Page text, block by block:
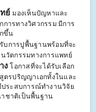
ย์ มองเห็นปัญหาและ
ารทางวิศวกรรม มีการ
ขึ้น
บการปูพื้นฐานพร้อมที่จะ
วัตกรรมทางการแพทย์
ง โอกาสที่จะได้รับเลือก
ตรปริญญาเอกทั้งในและ
ประสบการณ์ทำงานวิจัย
ชาติเป็นพื้นฐาน